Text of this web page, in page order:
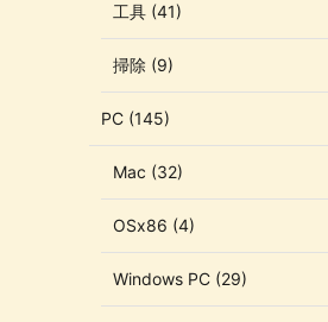
工具 (41)
掃除 (9)
PC (145)
Mac (32)
OSx86 (4)
Windows PC (29)